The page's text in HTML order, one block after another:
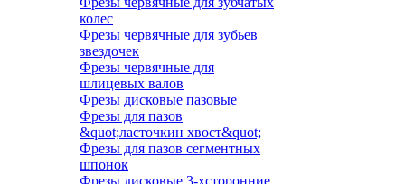
колес
Фрезы червячные для зубьев
звездочек
Фрезы червячные для
шлицевых валов
Фрезы дисковые пазовые
Фрезы для пазов
&quot;ласточкин хвост&quot;
Фрезы для пазов сегментных
шпонок
Фрезы дисковые 3-хсторонние